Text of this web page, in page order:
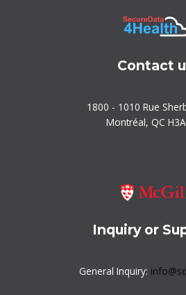
Contact
1800 - 1010 Rue
Montréal, QC
Inquiry or
General Inquiry: